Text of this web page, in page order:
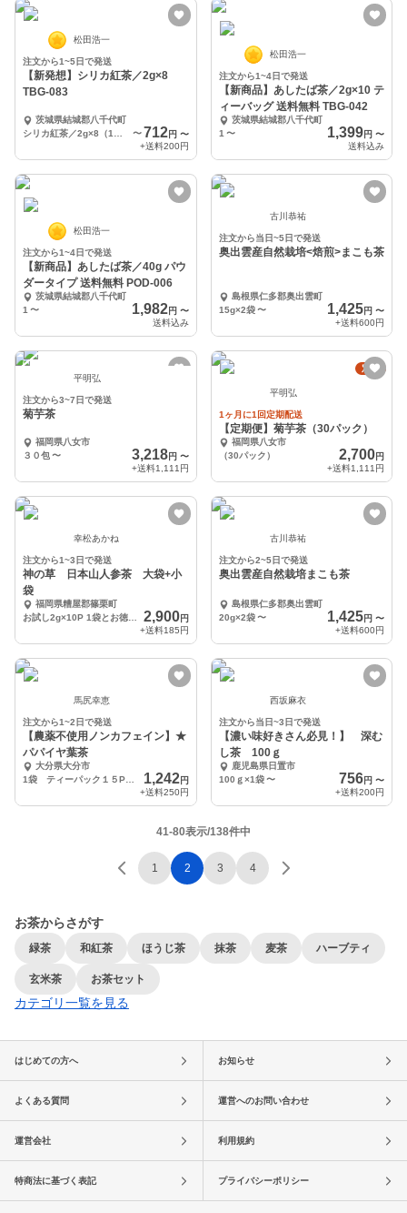
松田浩一
注文から1~5日で発送
【新発想】シリカ紅茶／2g×8
TBG-083
茨城県結城郡八千代町
〜 712円 〜
+送料200円
松田浩一
注文から1~4日で発送
【新商品】あしたば茶／2g×10 テ
ィーバッグ 送料無料 TBG-042
茨城県結城郡八千代町
1 〜 1,399円 〜
送料込み
松田浩一
注文から1~4日で発送
【新商品】あしたば茶／40g パウ
ダータイプ 送料無料 POD-006
茨城県結城郡八千代町
1 〜 1,982円 〜
送料込み
古川恭祐
注文から当日~5日で発送
奥出雲産自然栽培<焙煎>まこも茶
島根県仁多郡奥出雲町
15g×2袋 〜 1,425円 〜
+送料600円
平明弘
注文から3~7日で発送
菊芋茶
福岡県八女市
３０包〜 3,218円 〜
+送料1,111円
定期
平明弘
1ヶ月に1回定期配送
【定期便】菊芋茶（30パック）
福岡県八女市
（30パック）
2,700円
+送料1,111円
幸松あかね
注文から1~3日で発送
神の草 日本山人参茶 大袋+小
袋
福岡県糟屋郡篠栗町
2,900円
+送料185円
古川恭祐
注文から2~5日で発送
奥出雲産自然栽培まこも茶
島根県仁多郡奥出雲町
20g×2袋 〜 1,425円 〜
+送料600円
馬尻幸恵
注文から1~2日で発送
【農薬不使用ノンカフェイン】★
パパイヤ葉茶
大分県大分市
1,242円
+送料250円
西坂麻衣
注文から当日~3日で発送
【濃い味好きさん必見！】 深む
し茶 100ｇ
鹿児島県日置市
100ｇ×1袋 〜 756円 〜
+送料200円
41-80表示/138件中
1 2 3 4
お茶からさがす
緑茶 和紅茶 ほうじ茶 抹茶 麦茶 ハーブティ
玄米茶 お茶セット
カテゴリ一覧を見る
はじめての方へ お知らせ
よくある質問 運営へのお問い合わせ
運営会社 利用規約
特商法に基づく表記 プライバシーポリシー